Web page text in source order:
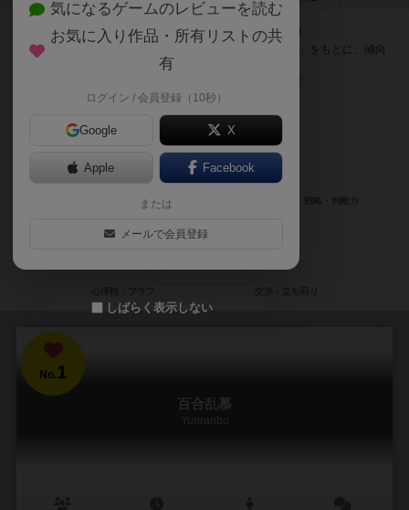
『ミニオンばくはつ』が好きな方へのおすすめ
このゲームのトップページで投票された「プレイ感の評価」をもとに、傾向
が近いボードゲームをランキング形式で紹介します。
No.1
百合乱慕
Yuriranbo
気になるゲームのレビューを読む
お気に入り作品・所有リストの共
有
ログイン / 会員登録（10秒）
Google X
Apple Facebook
または
メールで会員登録
しばらく表示しない